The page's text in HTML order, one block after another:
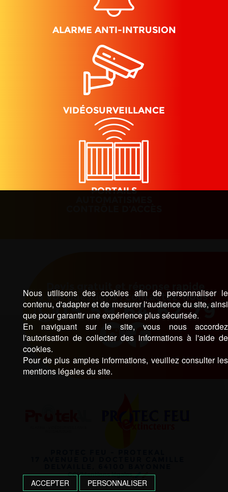
ALARME ANTI-INTRUSION
VIDÉOSURVEILLANCE
PORTAILS
CGVMentions légales
à vos questions : contactez-nous !
05 59 64 62 79
Nous utilisons des cookies afin de personnaliser le
contenu, d'adapter et de mesurer l'audience du site, ainsi
que pour garantir une expérience plus sécurisée.
En naviguant sur le site, vous nous accordez
l'autorisation de collecter des informations à l'aide de
cookies.
Pour de plus amples informations, veuillez consulter les
mentions légales du site.
ACCEPTER PERSONNALISER